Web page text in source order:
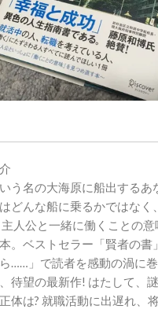
う名の大海原に船出するあ
どんな船に乗るかではなく
主人公と一緒に働くことの
。ベストセラー「賢者の書
……」で読者を感動の渦に
待望の最新作! はたして、
体は? 就職活動に出遅れ、